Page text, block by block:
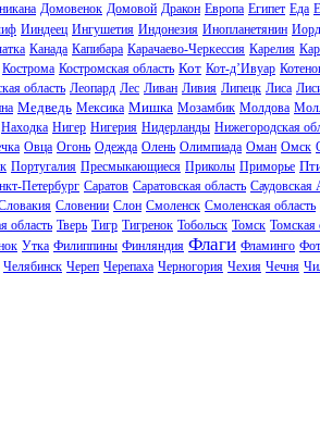
Домовенок Домовой Дракон Европа Египет Еда
Ииндеец Ингушетия Индонезия Инопланетянин
Канада Капибара Карачаево-Черкессия Карелия
Кострома Костромская область Кот Кот-д’Ивуар
область Леопард Лес Ливан Ливия Липецк Лиса
Медведь Мексика Мишка Мозамбик Молдова
Находка Нигер Нигерия Нидерланды Нижегородская
Овца Огонь Одежда Олень Олимпиада Оман Омск
Португалия Пресмыкающиеся Приколы Приморье
Петербург Саратов Саратовская область Саудовская
Словении Слон Смоленск Смоленская область
область Тверь Тигр Тигренок Тобольск Томск Томская
Утка Филиппины Финляндия Флаги Фламинго
Челябинск Череп Черепаха Черногория Чехия Чечня